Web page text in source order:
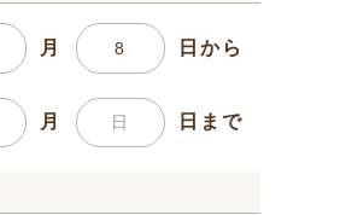
月 日から
月 日まで